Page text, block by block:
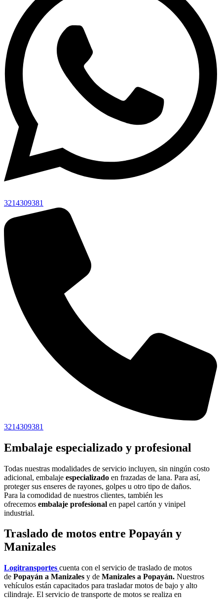
3214309381
3214309381
Embalaje especializado y profesional
Todas nuestras modalidades de servicio incluyen, sin ningún costo
adicional, embalaje especializado en frazadas de lana. Para así,
proteger sus enseres de rayones, golpes u otro tipo de daños.
Para la comodidad de nuestros clientes, también les
ofrecemos embalaje profesional en papel cartón y vinipel
industrial.
Traslado de motos entre Popayán y
Manizales
Logitransportes cuenta con el servicio de traslado de motos
de Popayán a Manizales y de Manizales a Popayán. Nuestros
vehículos están capacitados para trasladar motos de bajo y alto
cilindraje. El servicio de transporte de motos se realiza en